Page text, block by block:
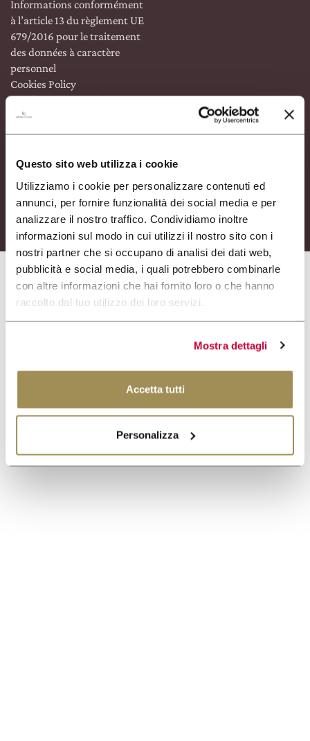
Questo sito web utilizza i cookie
Utilizziamo i cookie per personalizzare contenuti ed
annunci, per fornire funzionalità dei social media e per
analizzare il nostro traffico. Condividiamo inoltre
informazioni sul modo in cui utilizzi il nostro sito con i
nostri partner che si occupano di analisi dei dati web,
pubblicità e social media, i quali potrebbero combinarle
con altre informazioni che hai fornito loro o che hanno
raccolto dal tuo utilizzo dei loro servizi.
Mostra dettagli
Accetta tutti
Personalizza
NOTRE BOUTIQUE
EXCLUSIVE
ZONE RÉSERVÉE
Informations conformément
à l’article 13 du règlement UE
679/2016 pour le traitement
des données à caractère
personnel
Cookies Policy
Conditions générales
d’utilisation du site web
Code éthique
ASSISTANCE ACHATS EN
LIGNE
+39 051 69 47 811
Mon/Fri 9 —12 • 14 — 17
help@umbertocesari.com